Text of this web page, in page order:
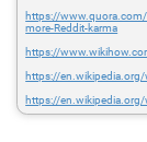
https://www.quora.com/
more-Reddit-karma
https://
https://
https://en.wikipedia.org/